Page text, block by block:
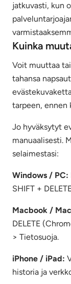
jatkuvasti, kun
Kuinka
Voit muuttaa
tahansa
tarpeen, ennen
Jo hyväksytyt
manuaalisesti.
selaimestasi:
Windows / PC:
SHIFT +
Macbook /
DELETE
> Tietosuoja.
iPhone / iPad:
historia ja